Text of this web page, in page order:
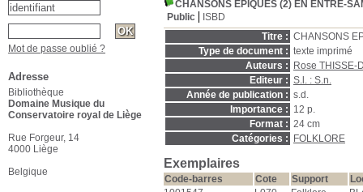
CHANSONS EPIQUES (2) EN ENTRE-
Public
ISBD
Titre : CHANSONS
Type de document : texte imprimé
Auteurs :
Rose THISSE-
Editeur : S.l. : S.n.
Année de publication : s.d.
Importance : 12 p.
Format : 24 cm
Catégories :
FOLKLORE
Exemplaires
Code-barres Cote Support
Mot de passe oublié ?
Adresse
Bibliothèque
Domaine Musique du
Conservatoire royal de Liège
Rue Forgeur, 14
4000 Liège
Belgique